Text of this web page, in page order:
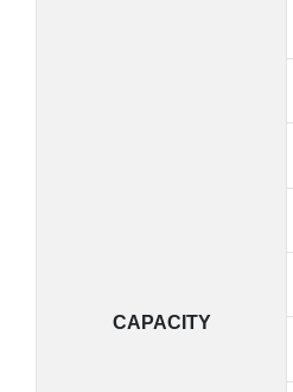
CAPACITY